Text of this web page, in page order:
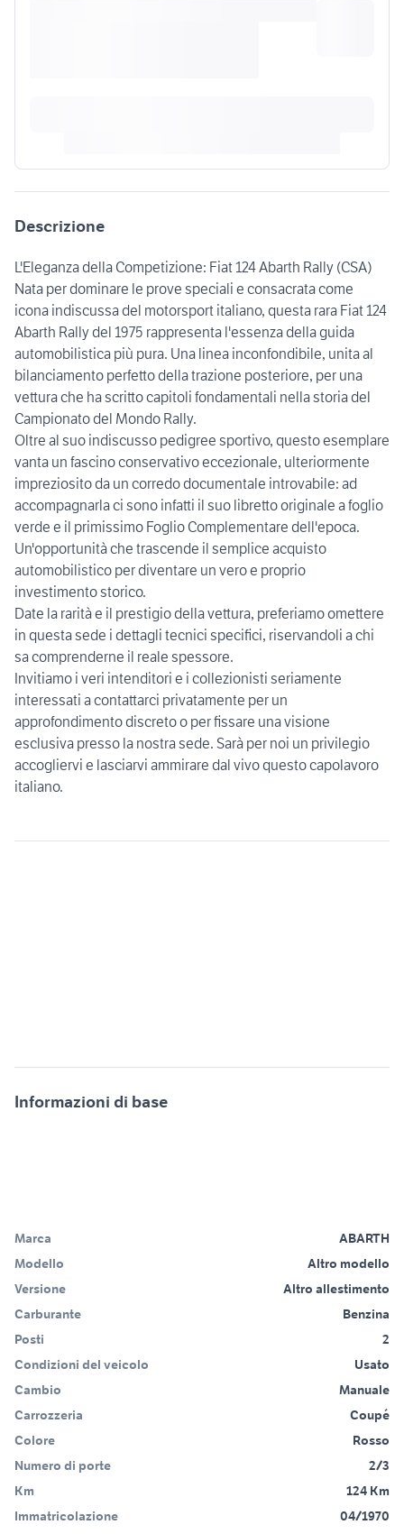
Descrizione
L'Eleganza della Competizione: Fiat 124 Abarth Rally (CSA)
Nata per dominare le prove speciali e consacrata come
icona indiscussa del motorsport italiano, questa rara Fiat 124
Abarth Rally del 1975 rappresenta l'essenza della guida
automobilistica più pura. Una linea inconfondibile, unita al
bilanciamento perfetto della trazione posteriore, per una
vettura che ha scritto capitoli fondamentali nella storia del
Campionato del Mondo Rally.
Oltre al suo indiscusso pedigree sportivo, questo esemplare
vanta un fascino conservativo eccezionale, ulteriormente
impreziosito da un corredo documentale introvabile: ad
accompagnarla ci sono infatti il suo libretto originale a foglio
verde e il primissimo Foglio Complementare dell'epoca.
Un'opportunità che trascende il semplice acquisto
automobilistico per diventare un vero e proprio
investimento storico.
Date la rarità e il prestigio della vettura, preferiamo omettere
in questa sede i dettagli tecnici specifici, riservandoli a chi
sa comprenderne il reale spessore.
Invitiamo i veri intenditori e i collezionisti seriamente
interessati a contattarci privatamente per un
approfondimento discreto o per fissare una visione
esclusiva presso la nostra sede. Sarà per noi un privilegio
accogliervi e lasciarvi ammirare dal vivo questo capolavoro
italiano.
Informazioni di base
Marca
ABARTH
Modello
Altro modello
Versione
Altro allestimento
Carburante
Benzina
Posti
2
Condizioni del veicolo
Usato
Cambio
Manuale
Carrozzeria
Coupé
Colore
Rosso
Numero di porte
2/3
Km
124 Km
Immatricolazione
04/1970